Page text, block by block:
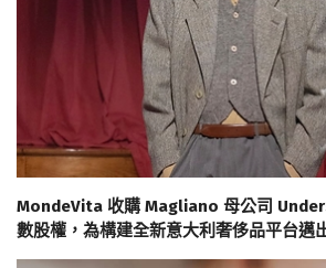
MondeVita 收購 Magliano 母公司
數股權，為構建全新意大利奢侈品平台邁